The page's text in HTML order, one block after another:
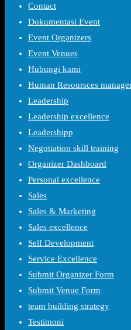
Contact
Dokumentasi Event
Event Organizers
Event Venues
Hubungi kami
Human Resoursces
Leadership
Leadership excellence
Leadershipp
Negotiation skill training
Organizer Dashboard
Personal excellence
Sales
Sales & Marketing
Sales excellence
Self Development
Service Excellence
Submit Organizer Form
Submit Venue Form
team building strategy
Testimoni